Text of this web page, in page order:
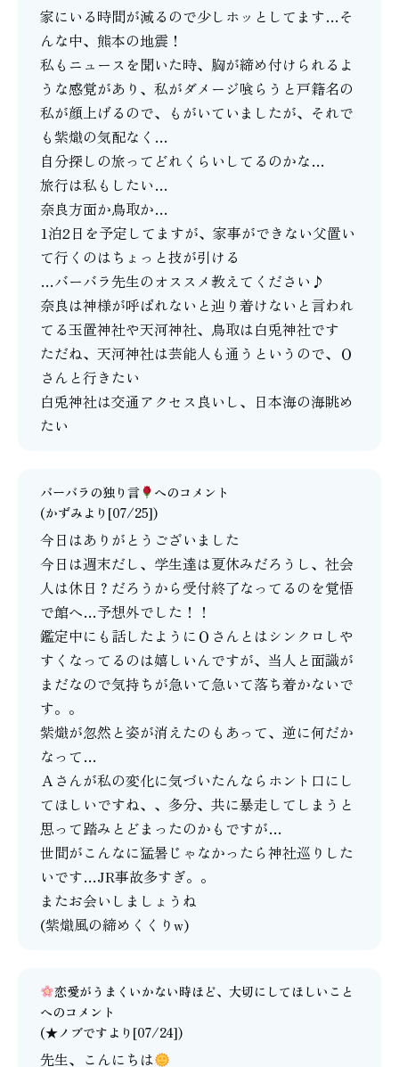
家にいる時間が減るので少しホッとしてます…そ
んな中、熊本の地震！
私もニュースを聞いた時、胸が締め付けられるよ
うな感覚があり、私がダメージ喰らうと戸籍名の
私が顔上げるので、もがいていましたが、それで
も紫熾の気配なく…
自分探しの旅ってどれくらいしてるのかな…
旅行は私もしたい…
奈良方面か鳥取か…
1泊2日を予定してますが、家事ができない父置い
て行くのはちょっと技が引ける
…バーバラ先生のオススメ教えてください♪
奈良は神様が呼ばれないと辿り着けないと言われ
てる玉置神社や天河神社、鳥取は白兎神社です
ただね、天河神社は芸能人も通うというので、Ｏ
さんと行きたい
白兎神社は交通アクセス良いし、日本海の海眺め
たい
バーバラの独り言
へのコメント
(かずみより[07/25])
今日はありがとうございました
今日は週末だし、学生達は夏休みだろうし、社会
人は休日？だろうから受付終了なってるのを覚悟
で館へ…予想外でした！！
鑑定中にも話したようにＯさんとはシンクロしや
すくなってるのは嬉しいんですが、当人と面識が
まだなので気持ちが急いて急いて落ち着かないで
す。。
紫熾が忽然と姿が消えたのもあって、逆に何だか
なって…
Ａさんが私の変化に気づいたんならホント口にし
てほしいですね、、多分、共に暴走してしまうと
思って踏みとどまったのかもですが…
世間がこんなに猛暑じゃなかったら神社巡りした
いです…JR事故多すぎ。。
またお会いしましょうね
(紫熾風の締めくくりw)
恋愛がうまくいかない時ほど、大切にしてほしいこと
へのコメント
(★ノブですより[07/24])
先生、こんにちは